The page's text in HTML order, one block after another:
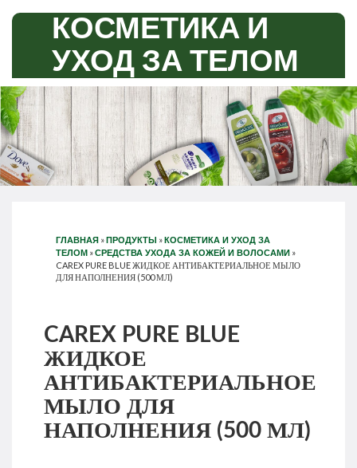
КОСМЕТИКА И
УХОД ЗА ТЕЛОМ
ГЛАВНАЯ »ПРОДУКТЫ »КОСМЕТИКА И УХОД ЗА
ТЕЛОМ »СРЕДСТВА УХОДА ЗА КОЖЕЙ И ВОЛОСАМИ »
CAREX PURE BLUE ЖИДКОЕ АНТИБАКТЕРИАЛЬНОЕ МЫЛО
ДЛЯ НАПОЛНЕНИЯ (500 МЛ)
CAREX PURE BLUE
ЖИДКОЕ
АНТИБАКТЕРИАЛЬНОЕ
МЫЛО ДЛЯ
НАПОЛНЕНИЯ (500 МЛ)